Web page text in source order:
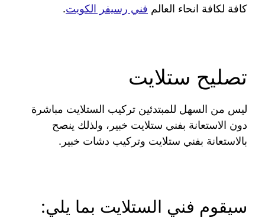
كافة لكافة انحاء العالم فني رسيفر الكويت.
تصليح ستلايت
ليس من السهل للمبتدئين تركيب الستلايت مباشرة
دون الاستعانة بفني ستلايت خبير، ولذلك ينصح
بالاستعانة بفني ستلايت وتركيب دشات خبير.
سيقوم فني الستلايت بما يلي: